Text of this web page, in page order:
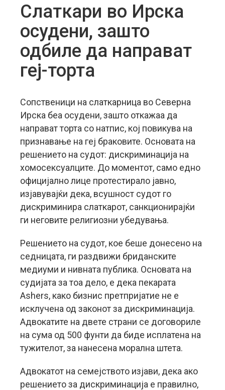
Слаткари во Ирска
осудени, зашто
одбиле да направат
геј-торта
Сопственици на слаткарница во Северна
Ирска беа осудени, зашто откажаа да
направат торта со натпис, кој повикува на
признавање на геј браковите. Основата на
решението на судот: дискриминација на
хомосексуалците. До моментот, само едно
официјално лице протестирало јавно,
изјавувајќи дека, всушност судот го
дискриминира слаткарот, санкционирајќи
ги неговите религиозни убедувања.
Решението на судот, кое беше донесено на
седницата, ги раздвижи бриданските
медиуми и нивната публика. Основата на
судијата за тоа дело, е дека пекарата
Ashers, како бизнис претпријатие не е
исклучена од законот за дискриминација.
Адвокатите на двете страни се договориле
на сума од 500 фунти да биде исплатена на
тужителот, за нанесена морална штета.
Адвокатот на семејството изјави, дека ако
решението за дискриминација е правилно,